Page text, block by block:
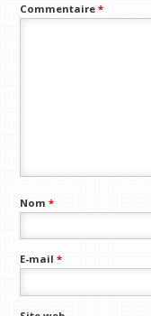
Commentaire*
Nom*
E-mail*